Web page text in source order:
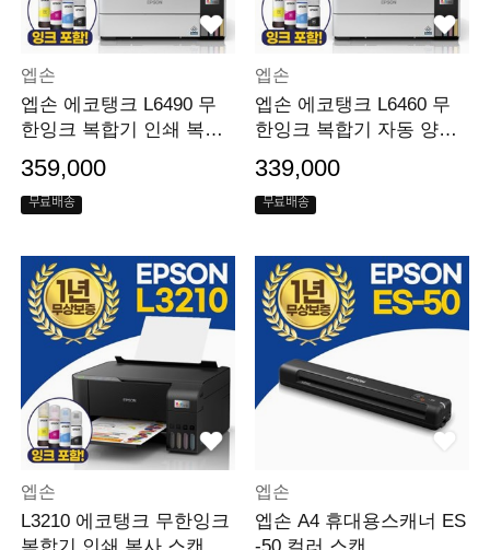
엡손
엡손 에코탱크 L6490 무
한잉크 복합기 인쇄 복사
스캔 팩스
359,000
무료배송
엡손
엡손 에코탱크 L6460 무
한잉크 복합기 자동 양면
인쇄 복사 스캔 ADF
339,000
무료배송
엡손
L3210 에코탱크 무한잉크
엡손
엡손 A4 휴대용스캐너 ES